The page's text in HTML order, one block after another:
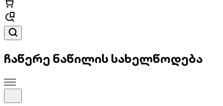
ჩაწერე ნაწილის სახელწოდება